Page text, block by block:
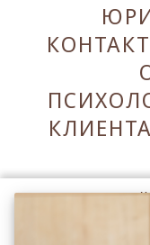
Оставаясь на